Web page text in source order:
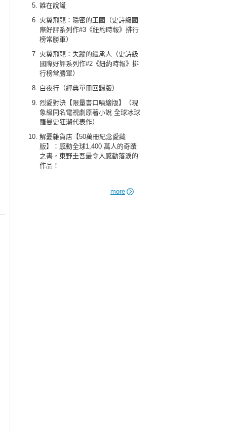
誰在說謊
火翼飛龍：隱密的王國（史詩級國
際好評系列作#3《紐約時報》排行
榜常勝軍）
火翼飛龍：失蹤的繼承人（史詩級
國際好評系列作#2《紐約時報》排
行榜常勝軍）
白夜行（經典單冊回歸版）
烈愛對決【限量書口噴繪版】（現
象級同名電視劇原著小說 全球冰球
羅曼史狂潮代表作）
解憂雜貨店【50萬冊紀念愛藏
版】：感動全球1,400 萬人的奇蹟
之書，東野圭吾最令人感動落淚的
作品！
more